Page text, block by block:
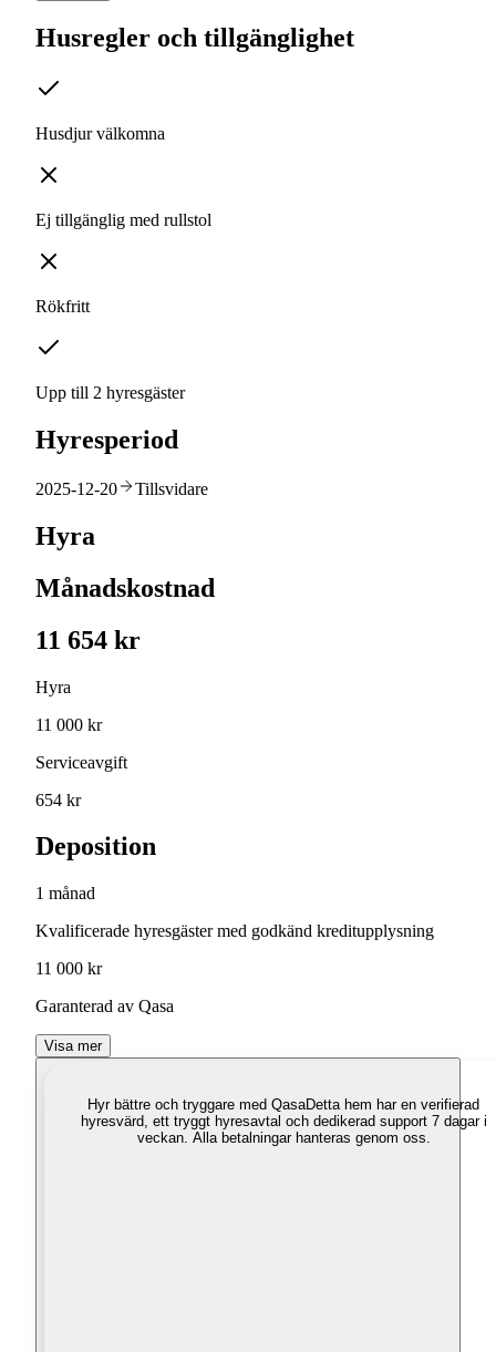
Husregler och tillgänglighet
Husdjur välkomna
Ej tillgänglig med rullstol
Rökfritt
Upp till 2 hyresgäster
Hyresperiod
2025-12-20 Tillsvidare
Hyra
Månadskostnad
11 654 kr
Hyra
11 000 kr
Serviceavgift
654 kr
Deposition
1 månad
Kvalificerade hyresgäster med godkänd kreditupplysning
11 000 kr
Garanterad av Qasa
Visa mer
Hyr bättre och tryggare med QasaDetta hem har en verifierad
hyresvärd, ett tryggt hyresavtal och dedikerad support 7 dagar i
veckan. Alla betalningar hanteras genom oss.